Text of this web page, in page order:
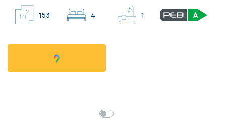
153 4 1